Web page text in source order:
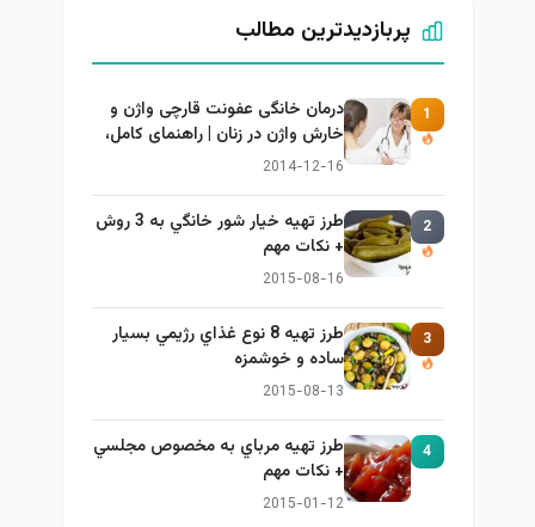
پربازدیدترین مطالب
1
درمان خانگی عفونت قارچی واژن و
خارش واژن در زنان | راهنمای کامل،
ایمن و کاربردی
2014-12-16
2
طرز تهيه خیار شور خانگي به 3 روش
+ نكات مهم
2015-08-16
3
طرز تهيه 8 نوع غذاي رژيمي بسيار
ساده و خوشمزه
2015-08-13
4
طرز تهيه مرباي به مخصوص مجلسي
+ نكات مهم
2015-01-12